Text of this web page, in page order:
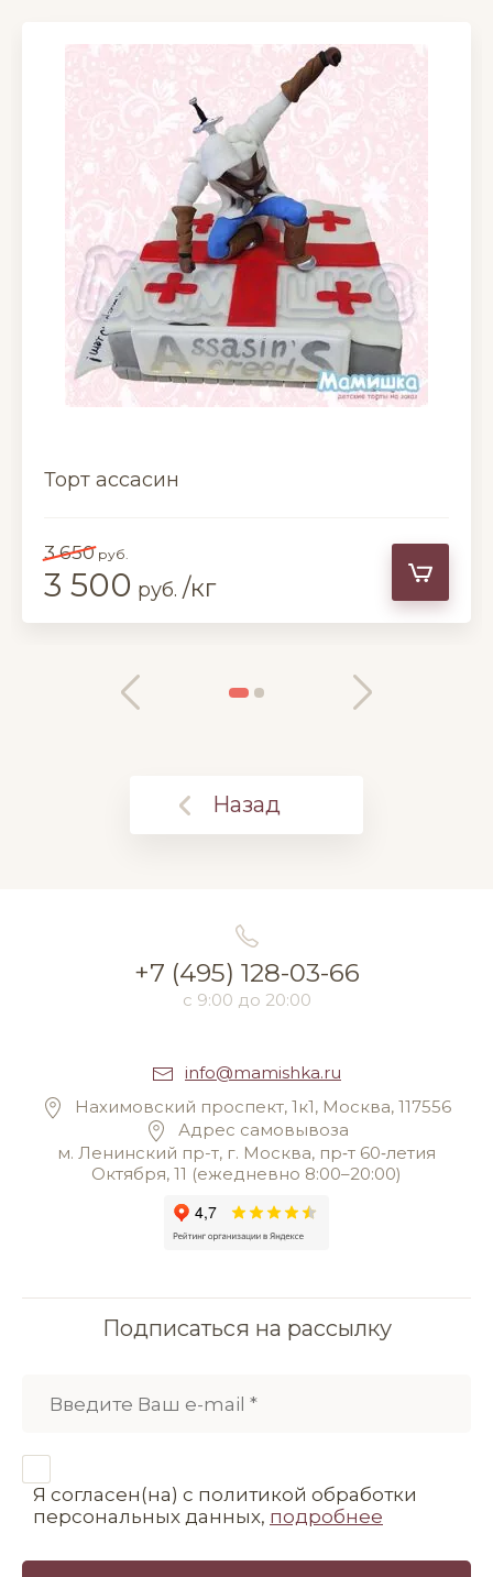
Торт ассасин
3 650руб.
3 500 руб. /кг
Назад
+7 (495) 128-03-66
с 9:00 до 20:00
info@mamishka.ru
Нахимовский проспект, 1к1, Москва, 117556
Адрес самовывоза
м. Ленинский пр-т, г. Москва, пр‑т 60‑летия
Октября, 11 (ежедневно 8:00–20:00)
Подписаться на рассылку
Я согласен(на) с политикой обработки
персональных данных, подробнее